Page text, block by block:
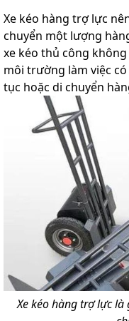
Xe kéo hàng trợ lực
chuyển một lượng
xe kéo thủ công
môi trường làm việc
tục hoặc di chuyển
Xe kéo hàng trợ lực